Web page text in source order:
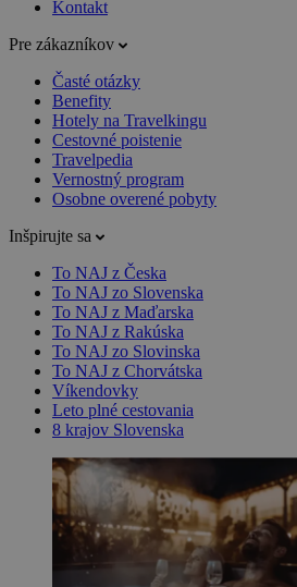
Kontakt
Pre zákazníkov
Časté otázky
Benefity
Hotely na Travelkingu
Cestovné poistenie
Travelpedia
Vernostný program
Osobne overené pobyty
Inšpirujte sa
To NAJ z Česka
To NAJ zo Slovenska
To NAJ z Maďarska
To NAJ z Rakúska
To NAJ zo Slovinska
To NAJ z Chorvátska
Víkendovky
Leto plné cestovania
8 krajov Slovenska